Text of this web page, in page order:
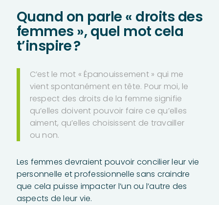
Quand on parle « droits des
femmes », quel mot cela
t’inspire ?
C’est le mot « Épanouissement » qui me
vient spontanément en tête. Pour moi, le
respect des droits de la femme signifie
qu’elles doivent pouvoir faire ce qu’elles
aiment, qu’elles choisissent de travailler
ou non.
Les femmes devraient pouvoir concilier leur vie
personnelle et professionnelle sans craindre
que cela puisse impacter l’un ou l’autre des
aspects de leur vie.